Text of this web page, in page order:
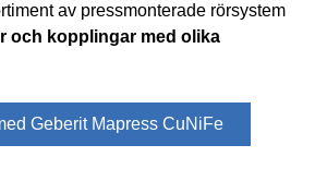
av pressmonterade rörsystem
och kopplingar med olika
Geberit Mapress CuNiFe